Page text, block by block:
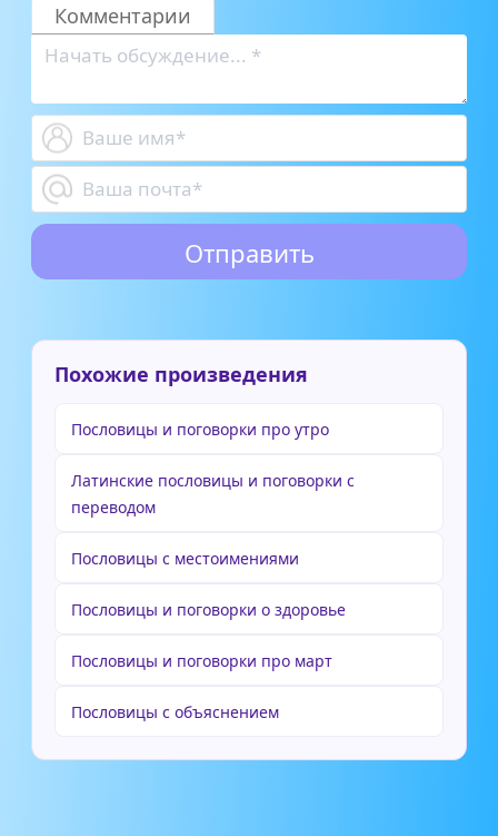
Комментарии
Похожие произведения
Пословицы и поговорки про утро
Латинские пословицы и поговорки с
переводом
Пословицы с местоимениями
Пословицы и поговорки о здоровье
Пословицы и поговорки про март
Пословицы с объяснением